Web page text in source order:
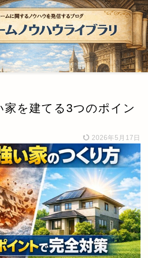
家を建てる3つのポイン
2026年5月17日